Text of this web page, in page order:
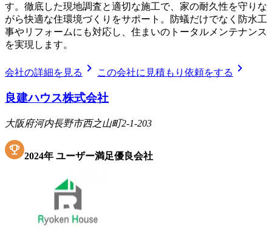
す。徹底した現地調査と適切な施工で、家の耐久性を守りな
がら快適な住環境づくりをサポート。防蟻だけでなく防水工
事やリフォームにも対応し、住まいのトータルメンテナンス
を実現します。
会社の詳細を見る chevron_right この会社に見積もり依頼をする chevron_right
良建ハウス株式会社
大阪府河内長野市西之山町2-1-203
2024年 ユーザー満足優良会社